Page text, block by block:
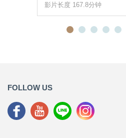
影片长度 167.8分钟
FOLLOW US